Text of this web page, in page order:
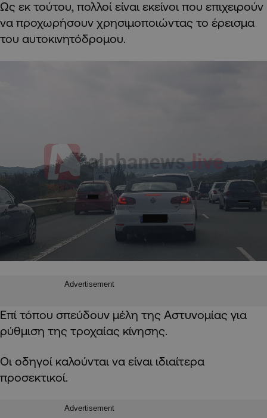
Ως εκ τούτου, πολλοί είναι εκείνοι που επιχειρούν
να προχωρήσουν χρησιμοποιώντας το έρεισμα
του αυτοκινητόδρομου.
Advertisement
Επί τόπου σπεύδουν μέλη της Αστυνομίας για
ρύθμιση της τροχαίας κίνησης.
Οι οδηγοί καλούνται να είναι ιδιαίτερα
προσεκτικοί.
Advertisement